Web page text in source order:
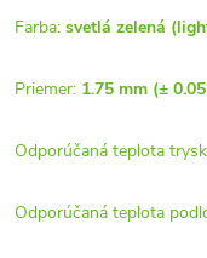
Farba: svetlá zelená
Priemer: 1.75 mm (±
Odporúčaná teplota
Odporúčaná teplota